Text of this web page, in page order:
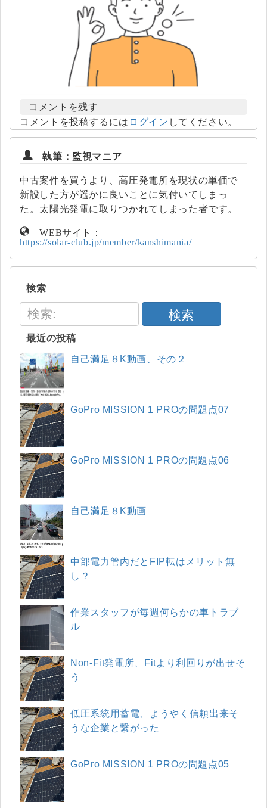
コメントを残す
コメントを投稿するには ログイン してください。
執筆：監視マニア
中古案件を買うより、高圧発電所を現状の単価で
新設した方が遥かに良いことに気付いてしまっ
た。太陽光発電に取りつかれてしまった者です。
WEBサイト：
https://solar-club.jp/member/kanshimania/
検索
検索
最近の投稿
自己満足８K動画、その２
GoPro MISSION 1 PROの問題点07
GoPro MISSION 1 PROの問題点06
自己満足８K動画
中部電力管内だとFIP転はメリット無
し？
作業スタッフが毎週何らかの車トラブ
ル
Non-Fit発電所、Fitより利回りが出せそ
う
低圧系統用蓄電、ようやく信頼出来そ
うな企業と繋がった
GoPro MISSION 1 PROの問題点05